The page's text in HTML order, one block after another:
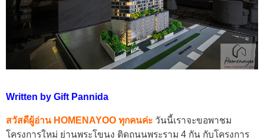
Written by Gift Pannida
สวัสดีผู้อ่าน HOMENAYOO ทุกคนค่ะ วันนี้เราจะขอพาชม
โครงการใหม่ ย่านพระโขนง ติดถนนพระราม 4 กัน กับโครงการ